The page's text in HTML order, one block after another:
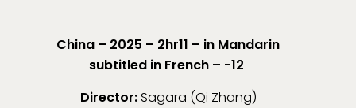
China – 2025 – 2hr11 – in Mandarin
subtitled in French – -12
Director:Sagara (Qi Zhang)